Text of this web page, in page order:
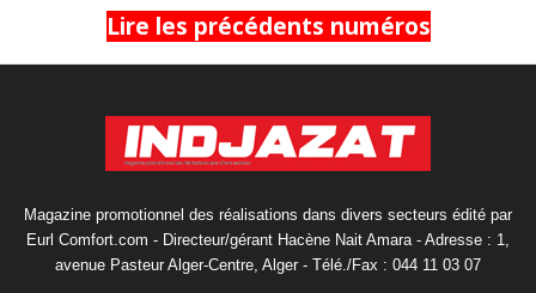
Lire les précédents numéros
Magazine promotionnel des réalisations dans divers secteurs édité par
Eurl Comfort.com - Directeur/gérant Hacène Nait Amara - Adresse : 1,
avenue Pasteur Alger-Centre, Alger - Télé./Fax : 044 11 03 07